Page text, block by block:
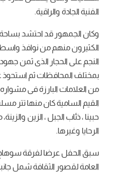
الفنية الجادة والراقية.
وكان الجمهور قد احتشد
الكثيرون منهم من نوافذ
النجم على الحجار الذى ثمن
بمختلف المحافظات ثم استحوذ
من العلامات البارزة فى
القيم السامية كان منها تتر
حبينا ، ذئاب الجبل ، الزين
الرحايا وغيرها.
سبق الحفل عرضا لفرقة سوهاج
العامة لقصور الثقافة شمل